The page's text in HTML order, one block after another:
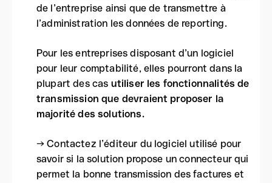
de l’entreprise ainsi que de transmettre à
l’administration les données de reporting.
Pour les entreprises disposant d’un logiciel
pour leur comptabilité, elles pourront dans la
plupart des cas utiliser les fonctionnalités de
transmission que devraient proposer la
majorité des solutions.
→ Contactez l’éditeur du logiciel utilisé pour
savoir si la solution propose un connecteur qui
permet la bonne transmission des factures et